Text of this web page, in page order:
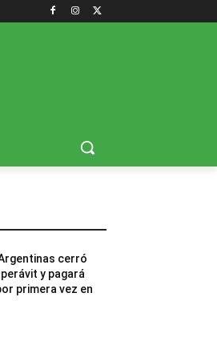
cerró
y pagará
primera vez en